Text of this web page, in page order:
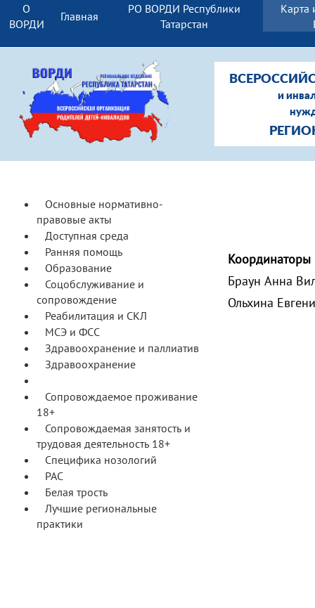
О
ВОРДИ
Главная
РО ВОРДИ Республики
Татарстан
Карта
и
Основные нормативно-
правовые акты
Доступная среда
Ранняя помощь
Образование
Соцобслуживание и
сопровождение
Реабилитация и СКЛ
МСЭ и ФСС
Здравоохранение и паллиатив
Здравоохранение
Сопровождаемое проживание
18+
Сопровождаемая занятость и
трудовая деятельность 18+
Специфика нозологий
РАС
Белая трость
Лучшие региональные
практики
Координаторы
Браун Анна
Ольхина